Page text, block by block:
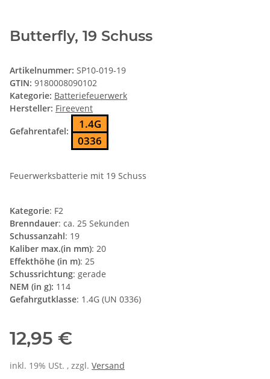
Butterfly, 19 Schuss
Artikelnummer: SP10-019-19
GTIN: 9180008090102
Kategorie: Batteriefeuerwerk
Hersteller: Fireevent
Gefahrentafel:
1.4G
0336
Feuerwerksbatterie mit 19 Schuss
Kategorie: F2
Brenndauer: ca. 25 Sekunden
Schussanzahl: 19
Kaliber max.(in mm): 20
Effekthöhe (in m): 25
Schussrichtung: gerade
NEM (in g): 114
Gefahrgutklasse: 1.4G (UN 0336)
12,95 €
inkl. 19% USt. , zzgl. Versand